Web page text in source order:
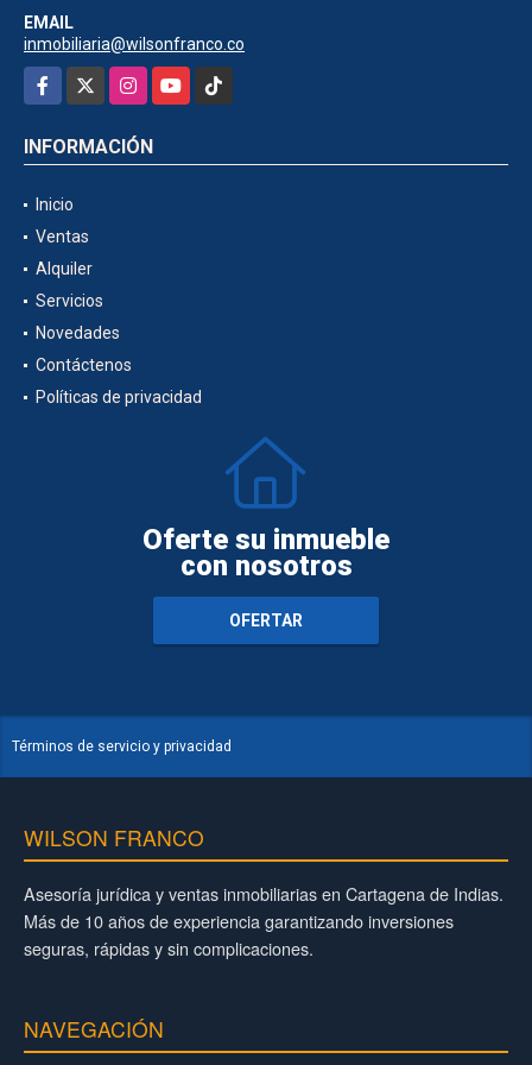
EMAIL
inmobiliaria@wilsonfranco.co
Facebook
InstagramYouTubeTikTok
INFORMACIÓN
Inicio
Ventas
Alquiler
Servicios
Novedades
Contáctenos
Políticas de privacidad
Oferte su inmueble
con nosotros
OFERTAR
Términos de servicio y privacidad
WILSON FRANCO
Asesoría jurídica y ventas inmobiliarias en Cartagena de Indias.
Más de 10 años de experiencia garantizando inversiones
seguras, rápidas y sin complicaciones.
NAVEGACIÓN